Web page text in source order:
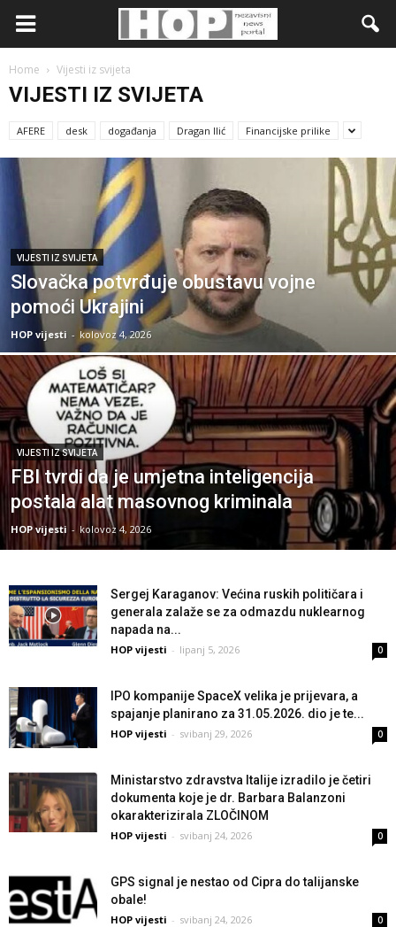
Home Vijesti iz svijeta
VIJESTI IZ SVIJETA
AFERE desk događanja Dragan Ilić Financijske prilike
VIJESTI IZ SVIJETA
Slovačka potvrđuje obustavu vojne
pomoći Ukrajini
HOP vijesti - kolovoz 4, 2026
VIJESTI IZ SVIJETA
FBI tvrdi da je umjetna inteligencija
postala alat masovnog kriminala
HOP vijesti - kolovoz 4, 2026
Sergej Karaganov: Većina ruskih političara i
generala zalaže se za odmazdu nuklearnog
napada na...
HOP vijesti - lipanj 5, 2026 0
IPO kompanije SpaceX velika je prijevara, a
spajanje planirano za 31.05.2026. dio je te...
HOP vijesti - svibanj 29, 2026 0
Ministarstvo zdravstva Italije izradilo je četiri
dokumenta koje je dr. Barbara Balanzoni
okarakterizirala ZLOČINOM
HOP vijesti - svibanj 24, 2026 0
GPS signal je nestao od Cipra do talijanske
obale!
HOP vijesti - svibanj 24, 2026 0